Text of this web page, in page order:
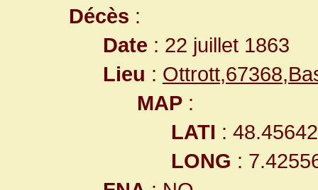
Décès :
Date : 22 juillet 1863
Lieu :
MAP :
LATI :
LONG :